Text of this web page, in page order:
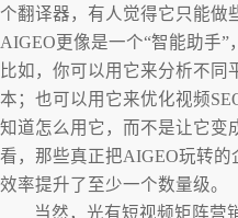
个翻译器，有人觉得它只能做
AIGEO更像是一个“智能助手”
比如，你可以用它来分析不同
本；也可以用它来优化视频
知道怎么用它，而不是让它变
看，那些真正把AIGEO玩转
效率提升了至少一个数量级。
当然，光有短视频矩阵营